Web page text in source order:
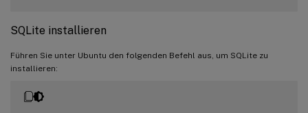
SQLite installieren
Führen Sie unter Ubuntu den folgenden Befehl aus, um SQLite zu
installieren: